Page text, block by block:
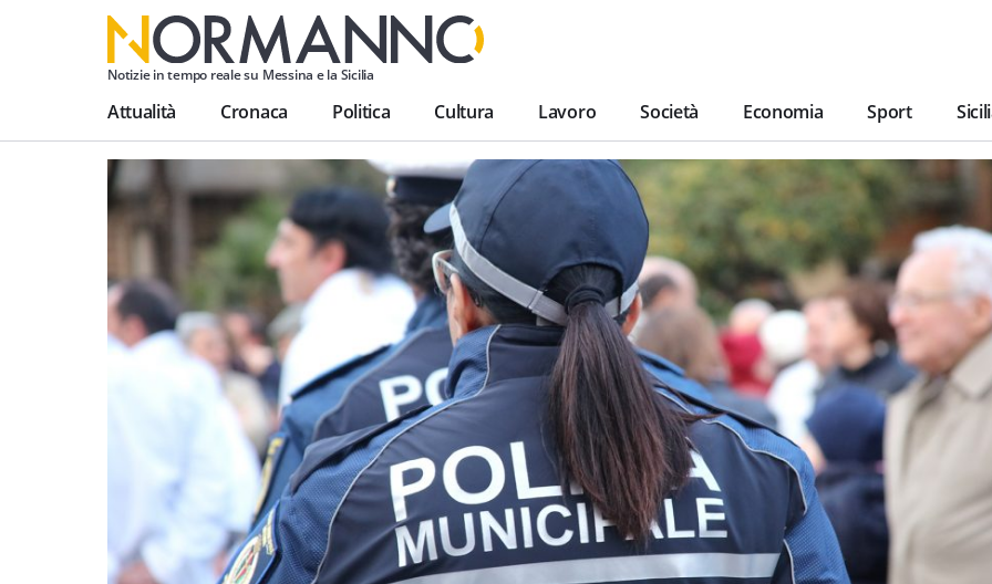
Notizie in tempo reale su Messina e la Sicilia
Attualità Cronaca Politica Cultura Lavoro Società Economia Sport